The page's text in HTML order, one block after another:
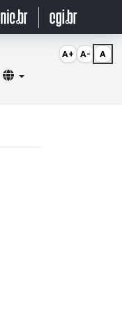
Selecionar idioma
A+ A- A